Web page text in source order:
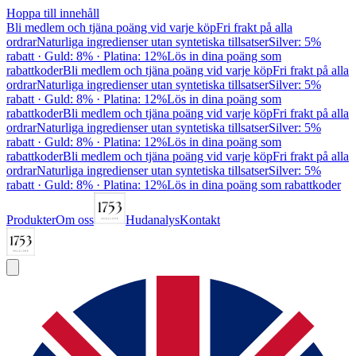
Hoppa till innehåll
Bli medlem och tjäna poäng vid varje köpFri frakt på alla
ordrarNaturliga ingredienser utan syntetiska tillsatserSilver: 5%
rabatt · Guld: 8% · Platina: 12%Lös in dina poäng som
rabattkoderBli medlem och tjäna poäng vid varje köpFri frakt på alla
ordrarNaturliga ingredienser utan syntetiska tillsatserSilver: 5%
rabatt · Guld: 8% · Platina: 12%Lös in dina poäng som
rabattkoderBli medlem och tjäna poäng vid varje köpFri frakt på alla
ordrarNaturliga ingredienser utan syntetiska tillsatserSilver: 5%
rabatt · Guld: 8% · Platina: 12%Lös in dina poäng som
rabattkoderBli medlem och tjäna poäng vid varje köpFri frakt på alla
ordrarNaturliga ingredienser utan syntetiska tillsatserSilver: 5%
rabatt · Guld: 8% · Platina: 12%Lös in dina poäng som rabattkoder
ProdukterOm oss HudanalysKontakt